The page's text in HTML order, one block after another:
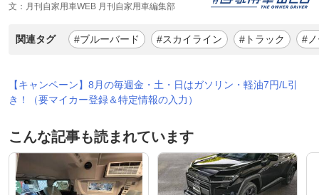
文：月刊自家用車WEB 月刊自家用車編集部
関連タグ #ブルーバード #スカイライン #トラック #
【キャンペーン】8月の毎週金・土・日はガソリン・軽油7円/L引
き！（要マイカー登録＆特定情報の入力）
こんな記事も読まれています